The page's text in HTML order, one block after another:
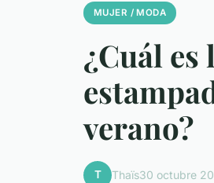
MUJER / MODA
¿Cuál
verano?
T Thaïs30 octubre